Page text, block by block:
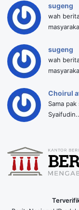
sugeng
wah
sugeng
wah
Choirul
Sama